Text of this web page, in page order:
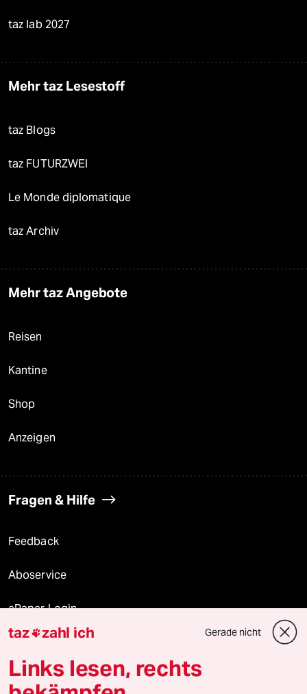
taz lab 2027
Mehr taz Lesestoff
taz Blogs
taz FUTURZWEI
Le Monde diplomatique
taz Archiv
Mehr taz Angebote
Reisen
Kantine
Shop
Anzeigen
Fragen & Hilfe
Feedback
Aboservice
ePaper Login
Downloads für Abonnierende
taz zahl ich Gerade nicht
Links lesen, rechts